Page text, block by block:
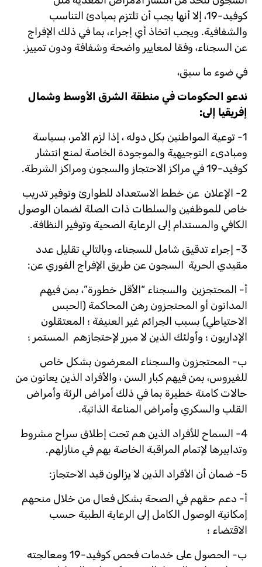
كوفيد-19، إلا أنها يجب أن تلتزم بمبادئ التناسب
والشفافية. ويجب اتخاذ أي إجراء، بما في ذلك الإفراج
عن السجناء، وفقا لمعايير واضحة وشفافة ودون تمييز.
في ضوء ما سبق،
ندعو الحكومات في منطقة الشرق الأوسط وشمال
إفريقيا إلى:
1- توعية المواطنين بكل دوله ، إذا لزم الأمر، بسياسة
ومبادىء التوجيهية والموجودة الخاصة لمنع انتشار
كوفيد-19 في مراكز الاحتجاز والسجون ومراكز الشرطة.
2- الإعلان عن خطط الاستعداد للطوارئ وتوفير تدريب
خاص للموظفين والسلطات ذات الصلة لضمان الوصول
الكافي والمستدام إلى الرعاية الصحية وتوفير النظافة.
3- إجراء تدقيق شامل للسجناء، وبالتالي تقليل عدد
مقيدي الحرية السجون عن طريق الإفراج الفوري عن:
أ- المحتجزين والسجناء “الأقل خطورة”، بمن فيهم
المدانون أو المحتجزون رهن المحاكمة (الحبس
الاحتياطي) بسبب الجرائم غير العنيفة ؛ المعتقلون
الإداريون ؛ وأولئك الذين لا مبرر لإحتجازهم المستمر ؛
ب- المحتجزون والسجناء المعرضون بشكل خاص
للفيروس، بمن فيهم كبار السن ، والأفراد الذين يعانون من
حالات كامنة خطيرة بما في ذلك أمراض الرئة وأمراض
القلب والسكري وأمراض المناعة الذاتية.
4- السماح للأفراد الذين هم تحت إطلاق سراح مشروط
وتدابيرها لإتمام المراقبة الخاصة بهم في منازلهم.
5- ضمان أن الأفراد الذين لا يزالون قيد الاحتجاز:
أ- دعم حقهم في الصحة بشكل فعال من خلال منحهم
إمكانية الوصول الكامل إلى الرعاية الطبية حسب
الاقتضاء ؛
ب- الحصول على خدمات فحص كوفيد-19 ومعالجته